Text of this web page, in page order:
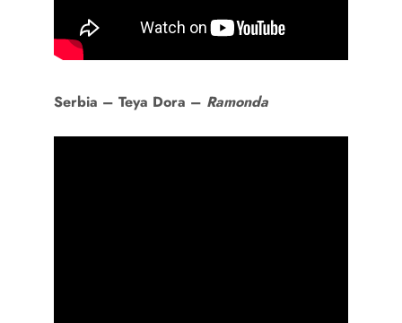
Serbia – Teya Dora – Ramonda